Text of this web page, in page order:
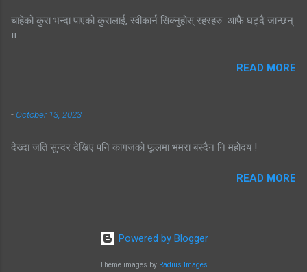
चाहेको कुरा भन्दा पाएको कुरालाई, स्वीकार्न सिक्नुहोस् रहरहरु आफै घट्दै जान्छन्
!!
READ MORE
-October 13, 2023
देख्दा जति सुन्दर देखिए पनि कागजको फूलमा भमरा बस्दैन नि महोदय !
READ MORE
Powered by Blogger
Theme images by Radius Images